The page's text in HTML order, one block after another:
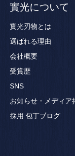
實光について
實光刃物とは
選ばれる理由
会社概要
受賞歴
SNS
お知らせ・メディア
採用 包丁ブログ